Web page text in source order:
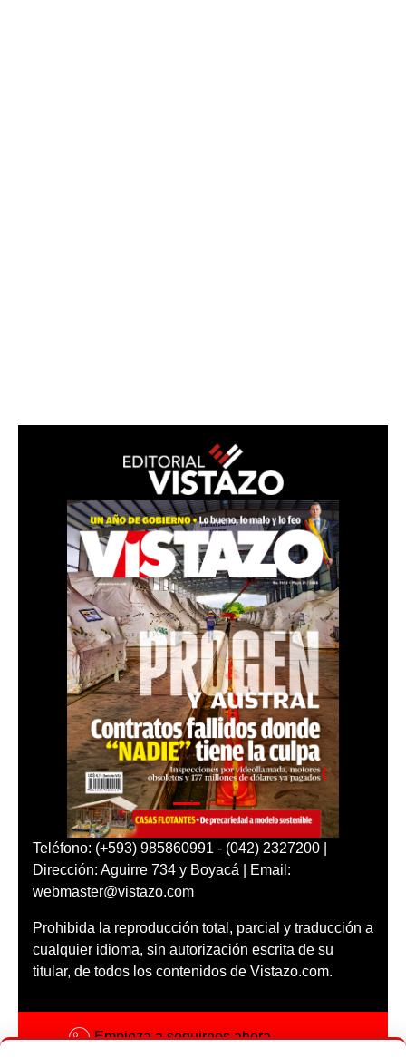
Teléfono: (+593) 985860991 - (042) 2327200 |
Dirección: Aguirre 734 y Boyacá | Email:
webmaster@vistazo.com
Prohibida la reproducción total, parcial y traducción a
cualquier idioma, sin autorización escrita de su
titular, de todos los contenidos de Vistazo.com.
Empieza a seguirnos ahora